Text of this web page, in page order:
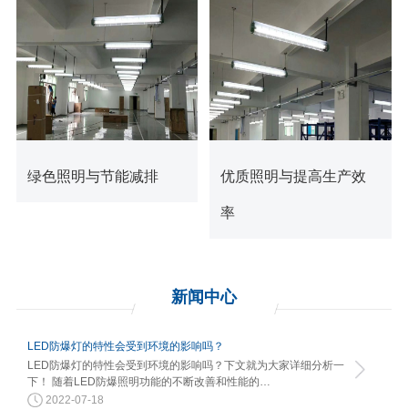
查看更多
绿色照明与节能减排
查看更多
优质照明与提高生产效
率
新闻 中心
LED防爆灯的特性会受到环境的影响吗？
LED防爆灯的特性会受到环境的影响吗？下文就为大家详细分析一
下！ 随着LED防爆照明功能的不断改善和性能的…
2022-07-18